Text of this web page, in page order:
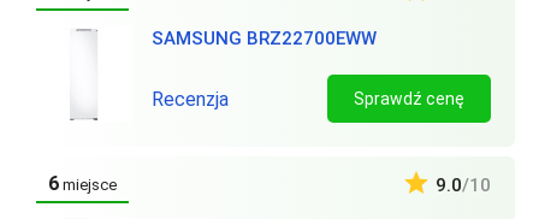
SAMSUNG BRZ22700EWW
Recenzja Sprawdź cenę
6 miejsce 9.0/10